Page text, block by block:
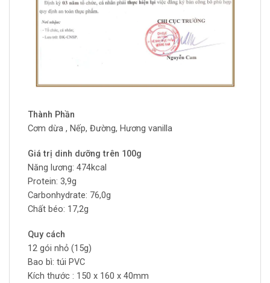
Thành Phần
Cơm dừa , Nếp, Đường, Hương vanilla
Giá trị dinh dưỡng trên 100g
Năng lương: 474kcal
Protein: 3,9g
Carbonhydrate: 76,0g
Chất béo: 17,2g
Quy cách
12 gói nhỏ (15g)
Bao bì: túi PVC
Kích thước : 150 x 160 x 40mm